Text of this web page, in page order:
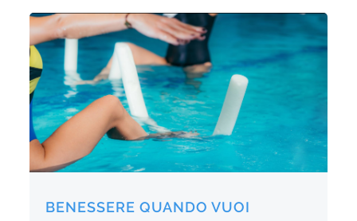
BENESSERE QUANDO VUOI